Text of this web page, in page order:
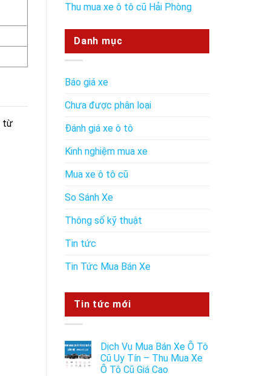
từ
Thu mua xe ô tô cũ Hải Phòng
Danh mục
Báo giá xe
Chưa được phân loại
Đánh giá xe ô tô
Kinh nghiệm mua xe
Mua xe ô tô cũ
So Sánh Xe
Thông số kỹ thuật
Tin tức
Tin Tức Mua Bán Xe
Tin tức mới
Dịch Vụ Mua Bán Xe Ô Tô
Cũ Uy Tín – Thu Mua Xe
Ô Tô Cũ Giá Cao